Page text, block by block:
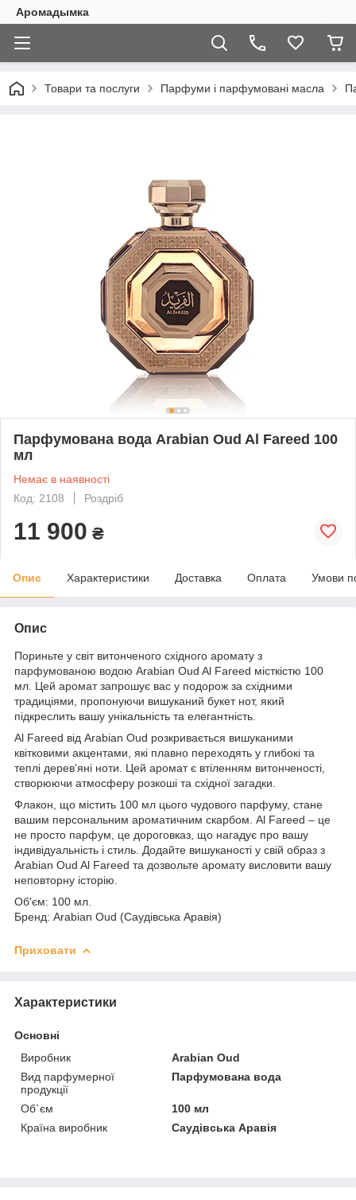
Аромадымка
Товари та послуги Парфуми і парфумовані масла
Парфумована вода Arabian Oud Al Fareed 100
мл
Немає в наявності
Код: 2108
Роздріб
11 900 ₴
Опис Характеристики Доставка Оплата Умови
Опис
Пориньте у світ витонченого східного аромату з
парфумованою водою Arabian Oud Al Fareed місткістю 100
мл. Цей аромат запрошує вас у подорож за східними
традиціями, пропонуючи вишуканий букет нот, який
підкреслить вашу унікальність та елегантність.
Al Fareed від Arabian Oud розкривається вишуканими
квітковими акцентами, які плавно переходять у глибокі та
теплі дерев'яні ноти. Цей аромат є втіленням витонченості,
створюючи атмосферу розкоші та східної загадки.
Флакон, що містить 100 мл цього чудового парфуму, стане
вашим персональним ароматичним скарбом. Al Fareed – це
не просто парфум, це дороговказ, що нагадує про вашу
індивідуальність і стиль. Додайте вишуканості у свій образ з
Arabian Oud Al Fareed та дозвольте аромату висловити вашу
неповторну історію.
Об'єм: 100 мл.
Бренд: Arabian Oud (Саудівська Аравія)
Приховати
Характеристики
Основні
Виробник
Arabian Oud
Вид парфумерної
продукції
Парфумована вода
Об`єм
100 мл
Країна виробник
Саудівська Аравія